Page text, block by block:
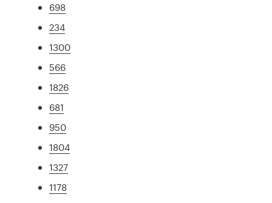
698
234
1300
566
1826
681
950
1804
1327
1178